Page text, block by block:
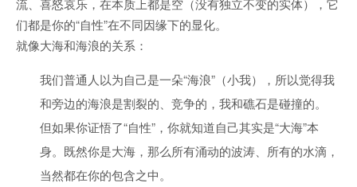
流、喜怒哀乐，在本质上都是空（没有独立不变的实体），它
们都是你的“自性”在不同因缘下的显化。
就像大海和海浪的关系：
我们普通人以为自己是一朵“海浪”（小我），所以觉得我
和旁边的海浪是割裂的、竞争的，我和礁石是碰撞的。
但如果你证悟了“自性”，你就知道自己其实是“大海”本
身。既然你是大海，那么所有涌动的波涛、所有的水滴，
当然都在你的包含之中。